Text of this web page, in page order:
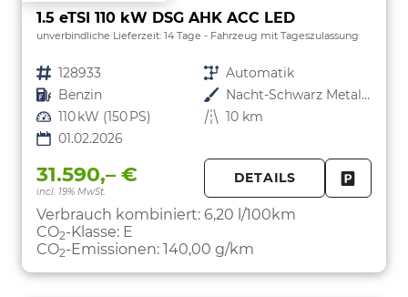
1.5 eTSI 110 kW DSG AHK ACC LED
unverbindliche Lieferzeit: 14 Tage Fahrzeug mit Tageszulassung
Fahrzeugnr. 128933 Getriebe Automatik
Kraftstoff Benzin Außenfarbe
Nacht-Schwarz Metallic
Leistung 110 kW (150 PS) Kilometerstand 10 km
01.02.2026
31.590,– €
incl. 19% MwSt.
DETAILS
Verbrauch kombiniert: 6,20 l/100km
CO2-Klasse: E
CO2-Emissionen: 140,00 g/km